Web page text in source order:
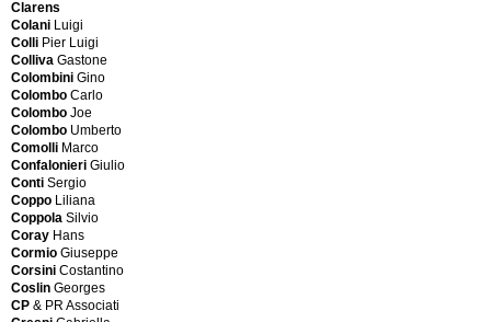
Bill
Max
Bill
Max
(Style)
Binazzi
Gabriella
Biny
Jacques
Biondi
BKW
Blin
Jacques
Blumer
Riccardo
Bocola
Francesco
Boeri
Bottega
Gadda
Boule
Tribe
Bragalini
Bramin
Bramminge
Mobelwaerk
Brande
Møbelindustri
Brazilian
Production
Brionvega
British
Production
Brugnoli
Mobili
Bruno
Clarens
Colani Luigi
Colli Pier Luigi
Colliva Gastone
Colombini Gino
Colombo Carlo
Colombo Joe
Colombo Umberto
Comolli Marco
Confalonieri Giulio
Conti Sergio
Coppo Liliana
Coppola Silvio
Coray Hans
Cormio Giuseppe
Corsini Costantino
Coslin Georges
CP & PR Associati